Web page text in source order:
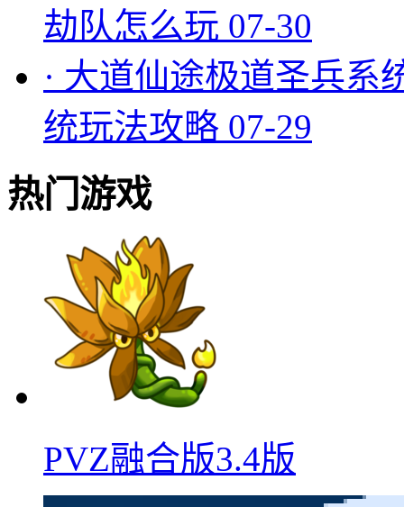
劫队怎么玩 07-30
· 大道仙途极道圣兵系
统玩法攻略 07-29
热门游戏
PVZ融合版3.4版